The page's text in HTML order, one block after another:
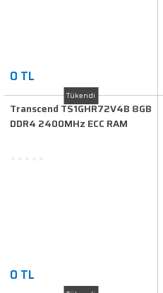
0 TL
Tükendi
Transcend TS1GHR72V4B 8GB
DDR4 2400MHz ECC RAM
0 TL